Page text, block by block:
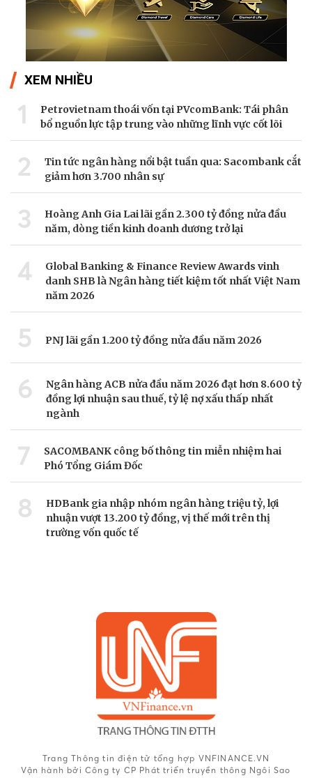
XEM NHIỀU
1
Petrovietnam thoái vốn tại PVcomBank: Tái phân
bổ nguồn lực tập trung vào những lĩnh vực cốt lõi
2
Tin tức ngân hàng nổi bật tuần qua: Sacombank cắt
giảm hơn 3.700 nhân sự
3
Hoàng Anh Gia Lai lãi gần 2.300 tỷ đồng nửa đầu
năm, dòng tiền kinh doanh dương trở lại
4
Global Banking & Finance Review Awards vinh
danh SHB là Ngân hàng tiết kiệm tốt nhất Việt Nam
năm 2026
5 PNJ lãi gần 1.200 tỷ đồng nửa đầu năm 2026
6
Ngân hàng ACB nửa đầu năm 2026 đạt hơn 8.600 tỷ
đồng lợi nhuận sau thuế, tỷ lệ nợ xấu thấp nhất
ngành
7
SACOMBANK công bố thông tin miễn nhiệm hai
Phó Tổng Giám Đốc
8
HDBank gia nhập nhóm ngân hàng triệu tỷ, lợi
nhuận vượt 13.200 tỷ đồng, vị thế mới trên thị
trường vốn quốc tế
Trang Thông tin điện tử tổng hợp VNFINANCE.VN
Vận hành bởi Công ty CP Phát triển truyền thông Ngôi Sao